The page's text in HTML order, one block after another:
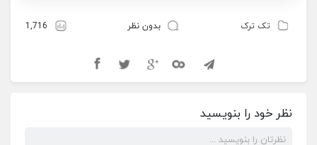
تک ترک بدون نظر 1,716
نظر خود را بنویسید